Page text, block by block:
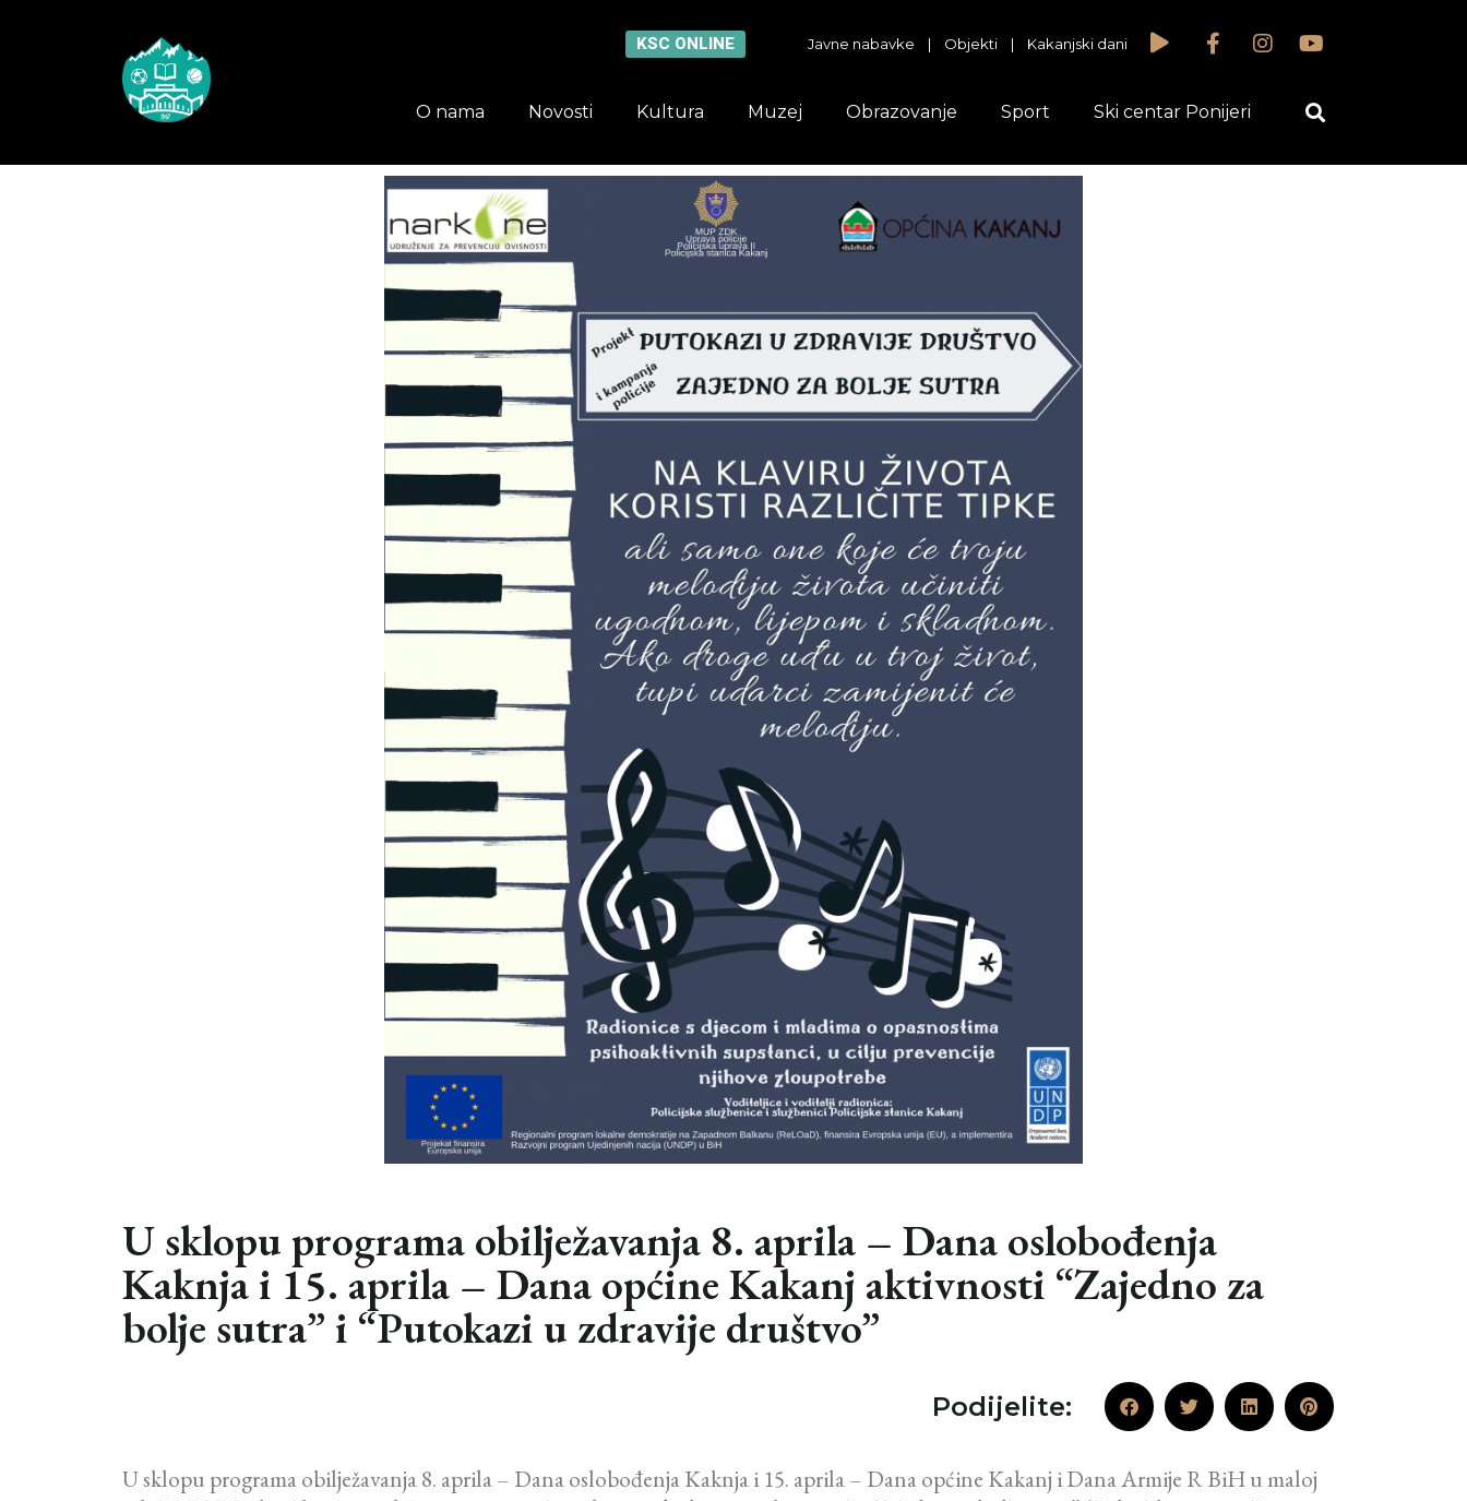
KSC ONLINE Javne nabavke | Objekti | Kakanjski dani
O nama Novosti Kultura Muzej Obrazovanje Sport Ski centar Ponijeri
U sklopu programa obilježavanja 8. aprila – Dana oslobođenja
Kaknja i 15. aprila – Dana općine Kakanj aktivnosti “Zajedno za
bolje sutra” i “Putokazi u zdravije društvo”
Podijelite:
U sklopu programa obilježavanja 8. aprila – Dana oslobođenja Kaknja i 15. aprila – Dana općine Kakanj i Dana Armije R BiH u maloj